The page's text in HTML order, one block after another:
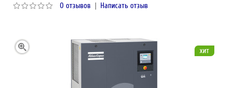
0 отзывов | Написать отзыв
хит